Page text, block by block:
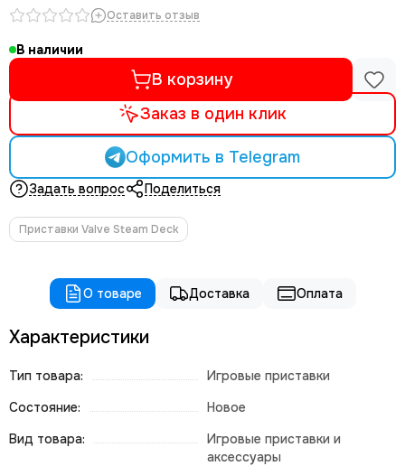
Оставить отзыв
В наличии
В корзину
Заказ в один клик
Оформить в Telegram
Задать вопрос Поделиться
Приставки Valve Steam Deck
О товаре Доставка Оплата
Характеристики
Тип товара:
Игровые приставки
Состояние:
Новое
Вид товара:
Игровые приставки и
аксессуары